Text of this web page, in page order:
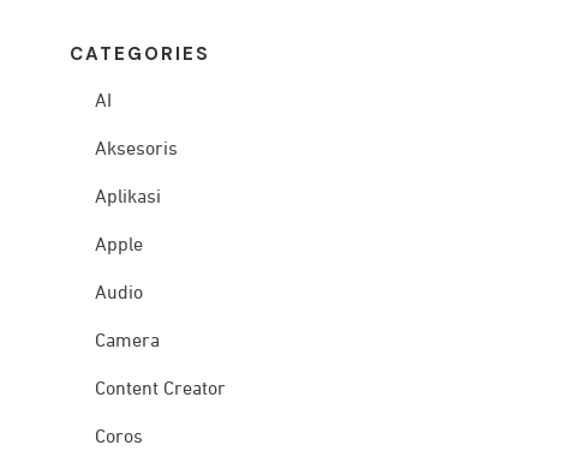
CATEG ORIES
AI
Aksesoris
Aplikasi
Apple
Audio
Camera
Content Creator
Coros